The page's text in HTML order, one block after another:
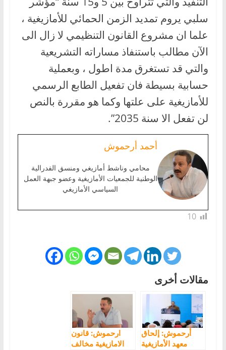
سلبي يروم تمديد الزمن الحمائي للأمازيغية ،
علما ان مشروع القانون التنظيمي لا زال الى
الآن مطالب باستنفاذ مساراته التشريعية
والتي قد تستغرق مدة اطول ، وبعملية
حسابية بسيطة فان تفعيل الطابع الرسمي
للأمازيغية على علتها وكما هو مقررة بالنص
لن تفعل الا سنة 2035”.
أحمد أرحموش
محامي وناشط أمازيغي ومنسق الفدرالية
الوطنية للجمعيات الأمازيغية وعضو جبهة العمل
السياسي الأمازيغي
10
مقالات أخرى
أرحموش: إلحاق
معهد الأمازيغية
ارحموش: قانون
الامازيغية مخالف